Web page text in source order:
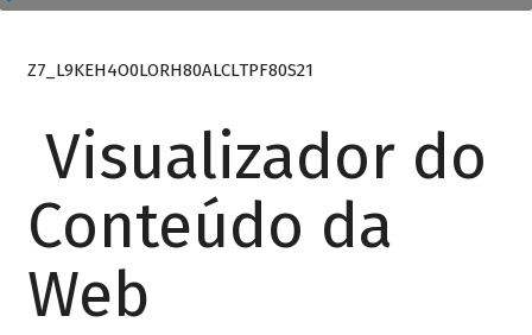
Z7_L9KEH4O0LORH80ALCLTPF80S21
Visualizador do
Conteúdo da
Web